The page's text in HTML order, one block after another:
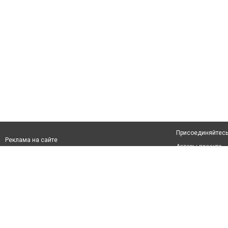
Реклама на сайте
Авторы проекта